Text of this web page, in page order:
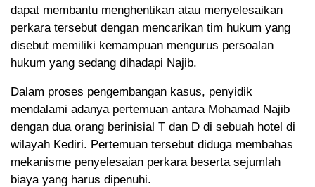
dapat membantu menghentikan atau menyelesaikan
perkara tersebut dengan mencarikan tim hukum yang
disebut memiliki kemampuan mengurus persoalan
hukum yang sedang dihadapi Najib.
Dalam proses pengembangan kasus, penyidik
mendalami adanya pertemuan antara Mohamad Najib
dengan dua orang berinisial T dan D di sebuah hotel di
wilayah Kediri. Pertemuan tersebut diduga membahas
mekanisme penyelesaian perkara beserta sejumlah
biaya yang harus dipenuhi.